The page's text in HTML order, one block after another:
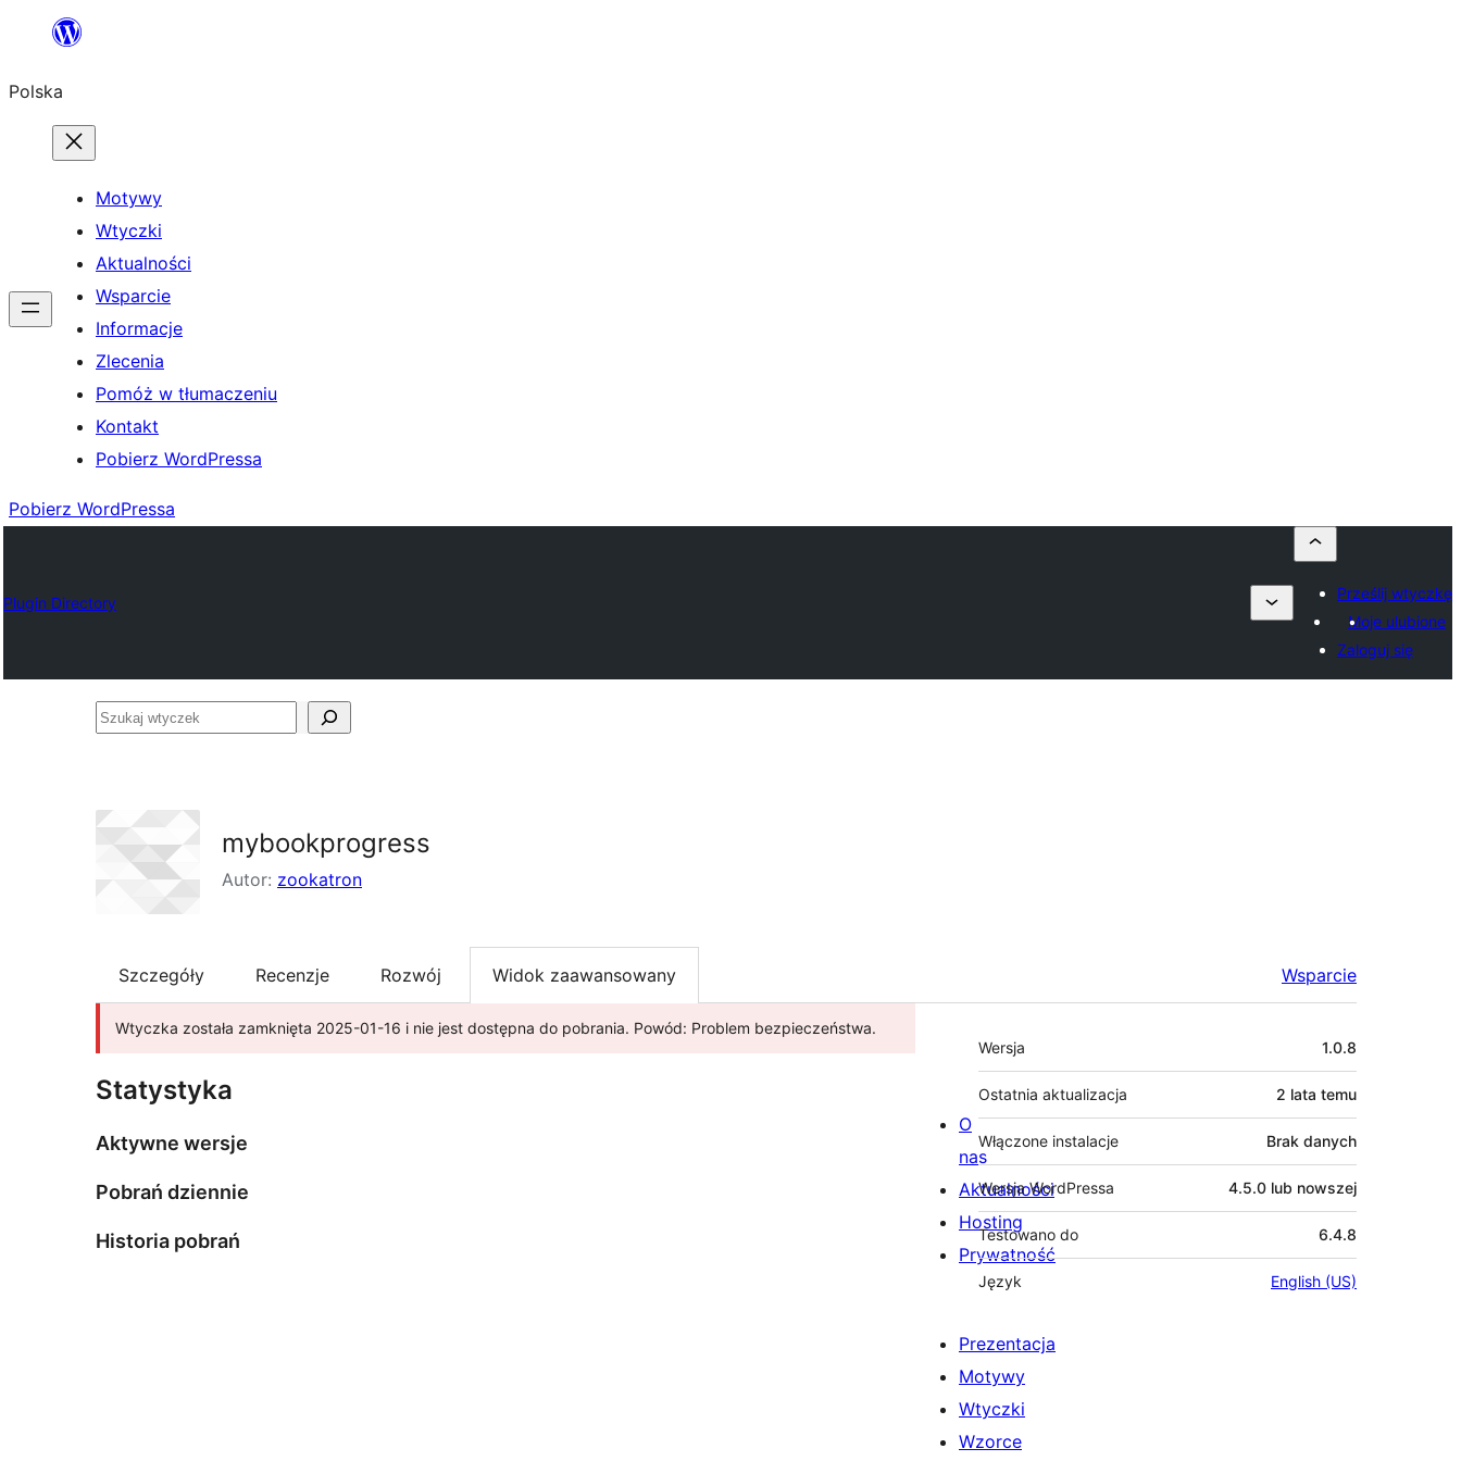
Przejdź
treści
Polska
Motywy
Wtyczki
Aktualności
Wsparcie
Informacje
Zlecenia
Pomóż w tłumaczeniu
Kontakt
Pobierz WordPressa
Pobierz WordPressa
Plugin Directory
Prześlij wtyczkę
Moje ulubione
Zaloguj się
Szukaj
mybookprogress
Autor: zookatron
Szczegóły Recenzje Rozwój Widok zaawansowany Wsparcie
Wtyczka została zamknięta 2025-01-16 i nie jest dostępna do pobrania. Powód: Problem bezpieczeństwa.
Statystyka
Aktywne wersje
Pobrań dziennie
Historia pobrań
Meta
Wersja 1.0.8
Ostatnia aktualizacja 2 lata temu
Włączone instalacje Brak danych
Wersja WordPressa 4.5.0 lub nowszej
Testowano do 6.4.8
Język English (US)
O
nas
Aktualności
Hosting
Prywatność
Prezentacja
Motywy
Wtyczki
Wzorce